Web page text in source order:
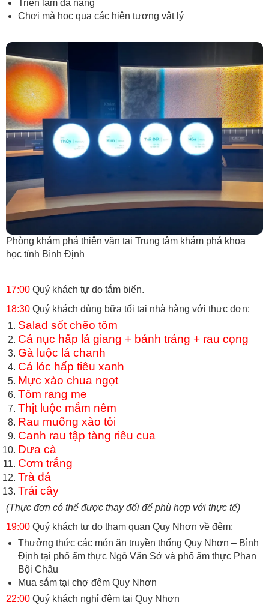
Triễn lãm đa năng
Chơi mà học qua các hiện tượng vật lý
Phòng khám phá thiên văn tại Trung tâm khám phá khoa
học tỉnh Bình Định
17:00 Quý khách tự do tắm biển.
18:30 Quý khách dùng bữa tối tại nhà hàng với thực đơn:
Salad sốt chẽo tôm
Cá nục hấp lá giang + bánh tráng + rau cọng
Gà luộc lá chanh
Cá lóc hấp tiêu xanh
Mực xào chua ngọt
Tôm rang me
Thịt luộc mắm nêm
Rau muống xào tỏi
Canh rau tập tàng riêu cua
Dưa cà
Cơm trắng
Trà đá
Trái cây
(Thực đơn có thể được thay đổi để phù hợp với thực tế)
19:00 Quý khách tự do tham quan Quy Nhơn về đêm:
Thưởng thức các món ăn truyền thống Quy Nhơn – Bình
Định tại phố ẩm thực Ngô Văn Sở và phố ẩm thực Phan
Bội Châu
Mua sắm tại chợ đêm Quy Nhơn
22:00 Quý khách nghỉ đêm tại Quy Nhơn